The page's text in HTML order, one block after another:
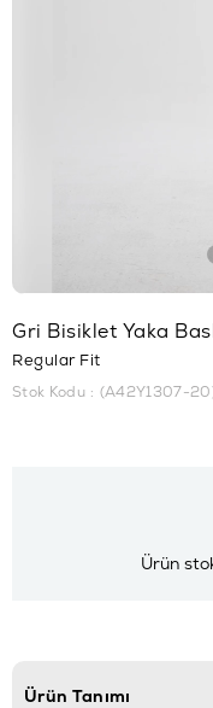
Gri Bisiklet Yaka
Regular Fit
Stok Kodu (A42Y1307-
Ürün
Ürün Tanımı